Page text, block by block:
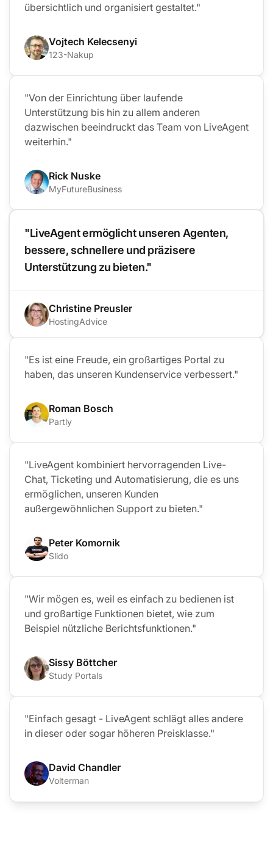
übersichtlich und organisiert gestaltet."
Vojtech Kelecsenyi
123-Nakup
"Von der Einrichtung über laufende
Unterstützung bis hin zu allem anderen
dazwischen beeindruckt das Team von LiveAgent
weiterhin."
Rick Nuske
MyFutureBusiness
"LiveAgent ermöglicht unseren Agenten,
bessere, schnellere und präzisere
Unterstützung zu bieten."
Christine Preusler
HostingAdvice
"Es ist eine Freude, ein großartiges Portal zu
haben, das unseren Kundenservice verbessert."
Roman Bosch
Partly
"LiveAgent kombiniert hervorragenden Live-
Chat, Ticketing und Automatisierung, die es uns
ermöglichen, unseren Kunden
außergewöhnlichen Support zu bieten."
Peter Komornik
Slido
"Wir mögen es, weil es einfach zu bedienen ist
und großartige Funktionen bietet, wie zum
Beispiel nützliche Berichtsfunktionen."
Sissy Böttcher
Study Portals
"Einfach gesagt - LiveAgent schlägt alles andere
in dieser oder sogar höheren Preisklasse."
David Chandler
Volterman